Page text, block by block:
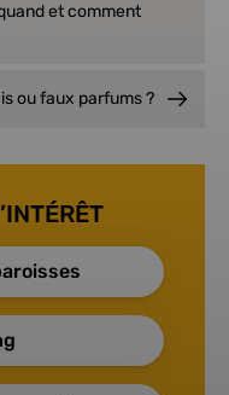
et comment
ou faux parfums ?